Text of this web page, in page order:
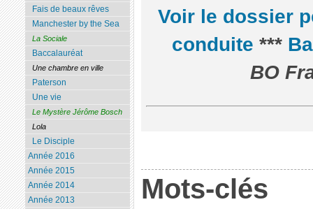
Voir le dossier
conduite ***
BO
Mots-clés
Fais de beaux rêves
Manchester by the Sea
La Sociale
Baccalauréat
Une chambre en ville
Paterson
Une vie
Le Mystère Jérôme Bosch
Lola
Le Disciple
Année 2016
Année 2015
Année 2014
Année 2013